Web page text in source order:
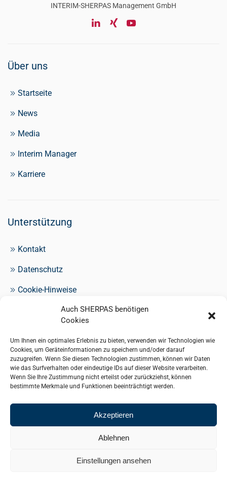
Auch SHERPAS benötigen
Cookies
Um Ihnen ein optimales Erlebnis zu bieten, verwenden wir Technologien wie
Cookies, um Geräteinformationen zu speichern und/oder darauf
zuzugreifen. Wenn Sie diesen Technologien zustimmen, können wir Daten
wie das Surfverhalten oder eindeutige IDs auf dieser Website verarbeiten.
Wenn Sie Ihre Zustimmung nicht erteilst oder zurückziehst, können
bestimmte Merkmale und Funktionen beeinträchtigt werden.
Akzeptieren
Ablehnen
Einstellungen ansehen
INTERIM-SHERPAS Management GmbH
Über uns
Startseite
News
Media
Interim Manager
Karriere
Unterstützung
Kontakt
Datenschutz
Cookie-Hinweise
Standorte
Hamburg (Zentrale)
Frankfurt (Büro)
Berlin (Büro)
Düsseldorf (Büro)